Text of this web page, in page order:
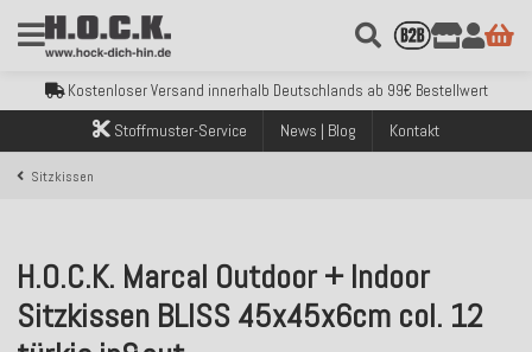
Kostenloser Versand innerhalb Deutschlands ab 99€ Bestellwert
Über 120.000 erfolgreich versendete Bestellungen
Kostenloser Versand innerhalb Deutschlands ab 99€ Bestellwert
Über 120.000 erfolgreich versendete Bestellungen
Sicher bezahlen mit Klarna, PayPal & Amazon Pay
Kostenloser Versand innerhalb Deutschlands ab 99€ Bestellwert
Stoffmuster-Service News | Blog Kontakt
Sitzkissen
H.O.C.K. Marcal Outdoor + Indoor
Sitzkissen BLISS 45x45x6cm col. 12